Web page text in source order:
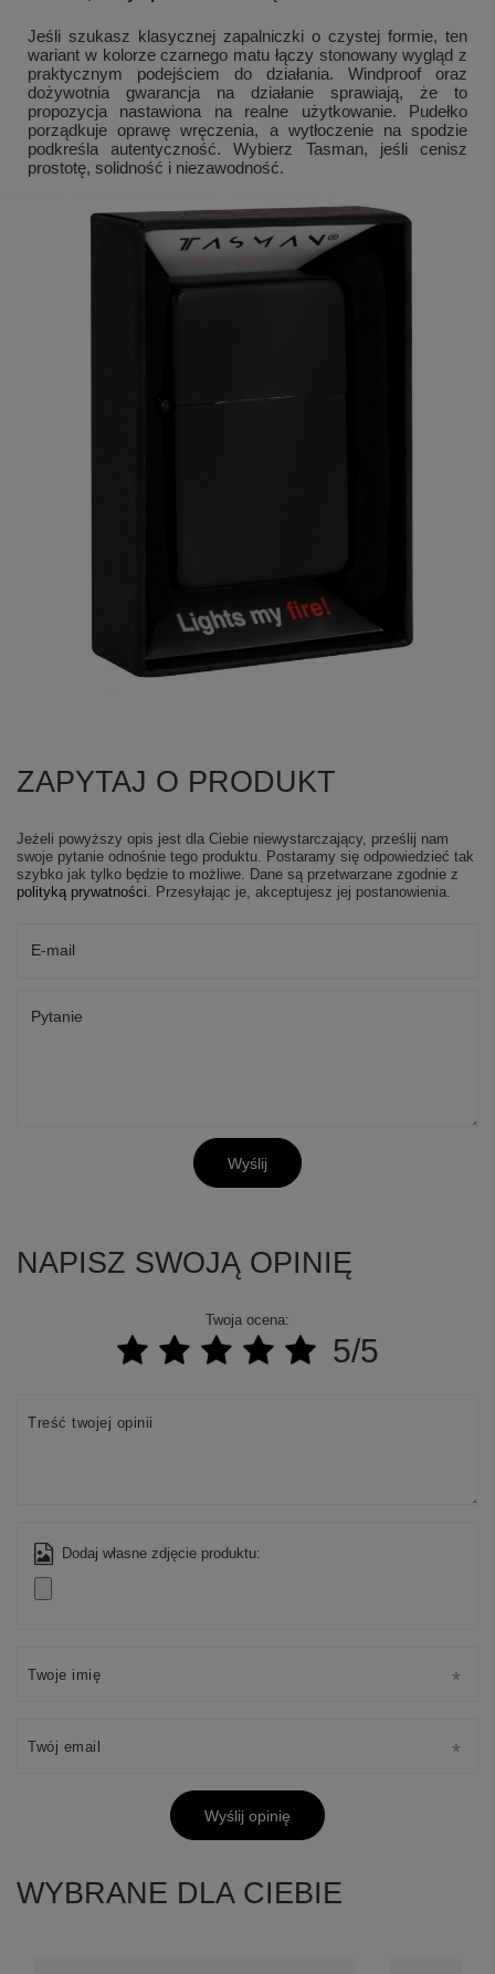
Jeśli szukasz klasycznej zapalniczki o czystej formie, ten
wariant w kolorze czarnego matu łączy stonowany wygląd z
praktycznym podejściem do działania. Windproof oraz
dożywotnia gwarancja na działanie sprawiają, że to
propozycja nastawiona na realne użytkowanie. Pudełko
porządkuje oprawę wręczenia, a wytłoczenie na spodzie
podkreśla autentyczność. Wybierz Tasman, jeśli cenisz
prostotę, solidność i niezawodność.
ZAPYTAJ O PRODUKT
Jeżeli powyższy opis jest dla Ciebie niewystarczający, prześlij nam
swoje pytanie odnośnie tego produktu. Postaramy się odpowiedzieć tak
szybko jak tylko będzie to możliwe. Dane są przetwarzane zgodnie z
polityką prywatności. Przesyłając je, akceptujesz jej postanowienia.
E-mail
Pytanie
Wyślij
NAPISZ SWOJĄ OPINIĘ
Twoja ocena:
5/5
Treść twojej opinii
Dodaj własne zdjęcie produktu:
Twoje imię
Twój email
Wyślij opinię
WYBRANE DLA CIEBIE